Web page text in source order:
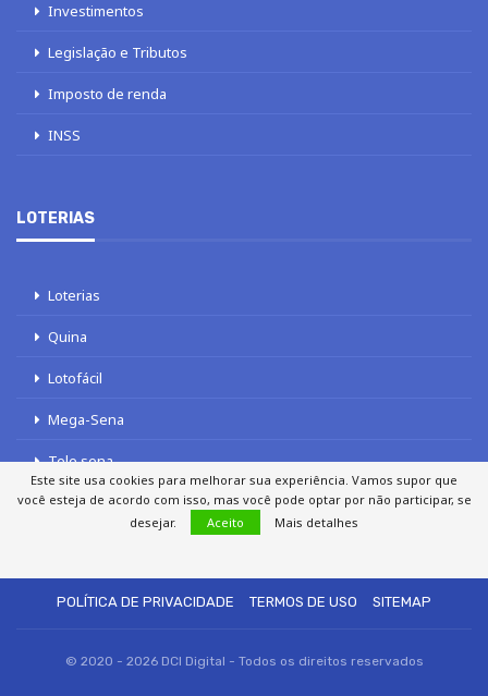
Investimentos
Legislação e Tributos
Imposto de renda
INSS
LOTERIAS
Loterias
Quina
Lotofácil
Mega-Sena
Tele sena
POLÍTICA DE PRIVACIDADE
TERMOS DE USO SITEMAP
© 2020 - 2026 DCI Digital - Todos os direitos reservados
Este site usa cookies para melhorar sua experiência. Vamos supor que
você esteja de acordo com isso, mas você pode optar por não participar, se
desejar.
Aceito Mais detalhes